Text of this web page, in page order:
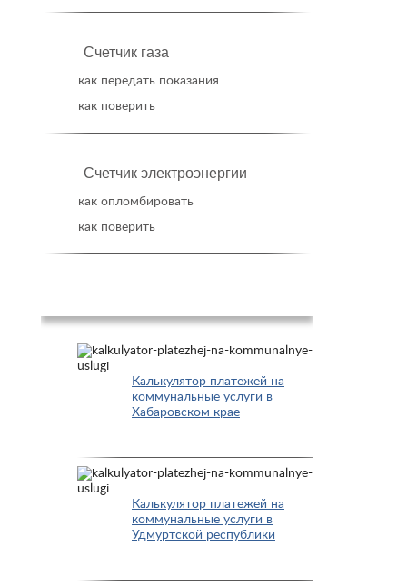
Счетчик газа
как передать показания
как поверить
Счетчик электроэнергии
как опломбировать
как поверить
Калькулятор платежей на
коммунальные услуги в
Хабаровском крае
Калькулятор платежей на
коммунальные услуги в
Удмуртской республики